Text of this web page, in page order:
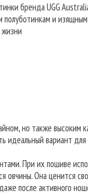
бренда UGG
и
но также высоким
идеальный вариант
При их пошиве
овчины. Она ценится
после активного